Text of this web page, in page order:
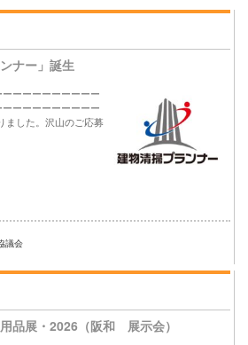
ナー」誕生
ーーーーーーーーー
ーーーーーーーーー
ました。沢山のご応募
議会
品展・2026（阪和 展示会）